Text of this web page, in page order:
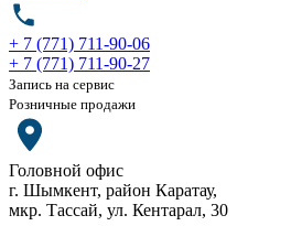
+ 7 (771) 711-90-06
+ 7 (771) 711-90-27
Запись на сервис
Розничные продажи
Головной офис
г. Шымкент, район Каратау,
мкр. Тассай, ул. Кентарал, 30